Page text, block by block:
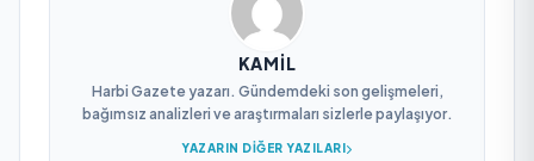
KAMIL
Harbi Gazete yazarı. Gündemdeki son gelişmeleri,
bağımsız analizleri ve araştırmaları sizlerle paylaşıyor.
YAZARIN DIĞER YAZILARI